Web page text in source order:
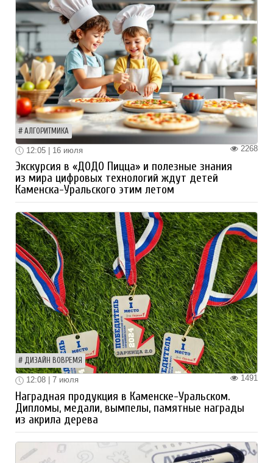
АЛГОРИТМИКА
2268
12:05 | 16 июля
Экскурсия в «ДОДО Пицца» и полезные знания
из мира цифровых технологий ждут детей
Каменска-Уральского этим летом
ДИЗАЙН ВОВРЕМЯ
1491
12:08 | 7 июля
Наградная продукция в Каменске-Уральском.
Дипломы, медали, вымпелы, памятные награды
из акрила дерева